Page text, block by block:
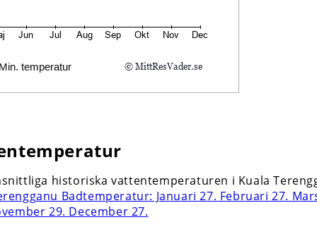
historiska vattentemperaturen i Kuala